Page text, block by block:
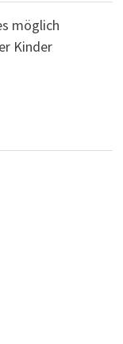
möglich
Kinder